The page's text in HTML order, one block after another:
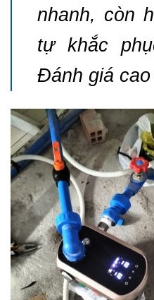
nhanh, còn
tự khắc
Đánh giá cao